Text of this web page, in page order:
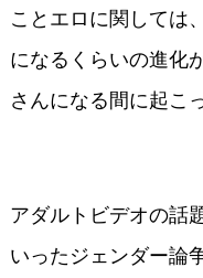
ことエロに関しては
になるくらいの進化
さんになる間に起こ
アダルトビデオの話
いったジェンダー論